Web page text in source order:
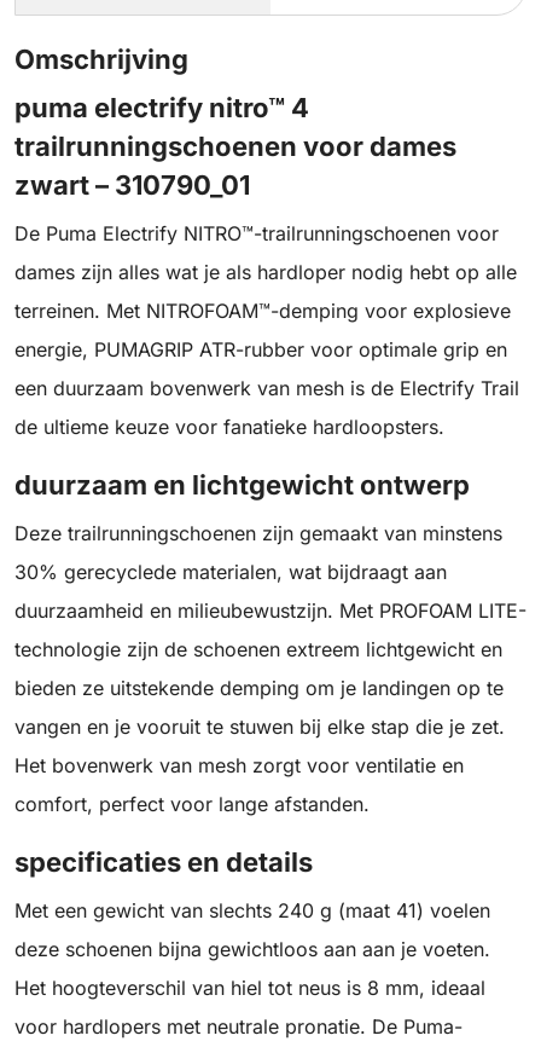
Omschrijving
puma electrify nitro™ 4
trailrunningschoenen voor dames
zwart – 310790_01
De Puma Electrify NITRO™-trailrunningschoenen voor
dames zijn alles wat je als hardloper nodig hebt op alle
terreinen. Met NITROFOAM™-demping voor explosieve
energie, PUMAGRIP ATR-rubber voor optimale grip en
een duurzaam bovenwerk van mesh is de Electrify Trail
de ultieme keuze voor fanatieke hardloopsters.
duurzaam en lichtgewicht ontwerp
Deze trailrunningschoenen zijn gemaakt van minstens
30% gerecyclede materialen, wat bijdraagt aan
duurzaamheid en milieubewustzijn. Met PROFOAM LITE-
technologie zijn de schoenen extreem lichtgewicht en
bieden ze uitstekende demping om je landingen op te
vangen en je vooruit te stuwen bij elke stap die je zet.
Het bovenwerk van mesh zorgt voor ventilatie en
comfort, perfect voor lange afstanden.
specificaties en details
Met een gewicht van slechts 240 g (maat 41) voelen
deze schoenen bijna gewichtloos aan aan je voeten.
Het hoogteverschil van hiel tot neus is 8 mm, ideaal
voor hardlopers met neutrale pronatie. De Puma-